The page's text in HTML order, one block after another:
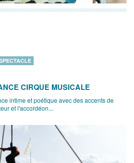
CIRQUE MUSICALE
intime et poétique avec des accents de
et l'accordéon...